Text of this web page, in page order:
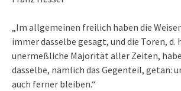
„Im allgemeinen freilich haben die
immer dasselbe gesagt, und die Toren, d.
unermeßliche Majorität aller Zeiten,
dasselbe, nämlich das Gegenteil, getan:
auch ferner bleiben.“